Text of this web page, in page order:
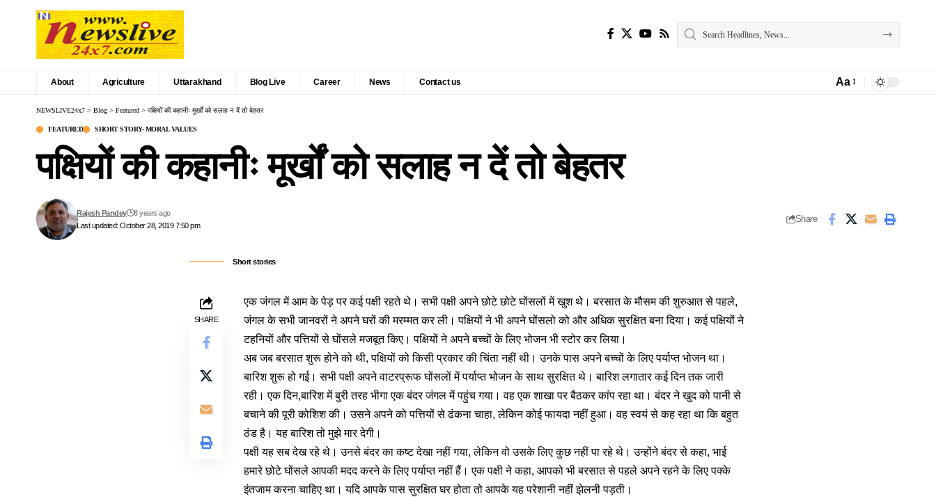
About Agriculture Uttarakhand Blog Live Career News Contact us Aa
NEWSLIVE24x7 > Blog > Featured > पक्षियों की कहानीः मूर्खों को सलाह न दें तो बेहतर
FEATURED SHORT STORY- MORAL VALUES
पक्षियों की कहानीः मूर्खों को सलाह न दें तो बेहतर
Last updated: October 28, 2019 7:50 pm
Rajesh Pandey 8 years ago
Share
Short stories
SHARE
एक जंगल में आम के पेड़ पर कई पक्षी रहते थे। सभी पक्षी अपने छोटे छोटे घोंसलों में खुश थे। बरसात के मौसम की शुरुआत से पहले,
जंगल के सभी जानवरों ने अपने घरों की मरम्मत कर ली। पक्षियों ने भी अपने घोंसलो को और अधिक सुरक्षित बना दिया। कई पक्षियों ने
टहनियों और पत्तियों से घोंसले मजबूत किए। पक्षियों ने अपने बच्चों के लिए भोजन भी स्टोर कर लिया।
अब जब बरसात शुरू होने को थी, पक्षियों को किसी प्रकार की चिंता नहीं थी। उनके पास अपने बच्चों के लिए पर्याप्त भोजन था।
बारिश शुरू हो गई। सभी पक्षी अपने वाटरप्रूफ घोंसलों में पर्याप्त भोजन के साथ सुरक्षित थे। बारिश लगातार कई दिन तक जारी
रही। एक दिन,बारिश में बुरी तरह भीगा एक बंदर जंगल में पहुंच गया। वह एक शाखा पर बैठकर कांप रहा था। बंदर ने खुद को पानी से
बचाने की पूरी कोशिश की। उसने अपने को पत्तियों से ढंकना चाहा, लेकिन कोई फायदा नहीं हुआ। वह स्वयं से कह रहा था कि बहुत
ठंड है। यह बारिश तो मुझे मार देगी।
पक्षी यह सब देख रहे थे। उनसे बंदर का कष्ट देखा नहीं गया, लेकिन वो उसके लिए कुछ नहीं पा रहे थे। उन्होंने बंदर से कहा, भाई
हमारे छोटे घोंसले आपकी मदद करने के लिए पर्याप्त नहीं हैं। एक पक्षी ने कहा, आपको भी बरसात से पहले अपने रहने के लिए पक्के
इंतजाम करना चाहिए था। यदि आपके पास सुरक्षित घर होता तो आपके यह परेशानी नहीं झेलनी पड़ती।